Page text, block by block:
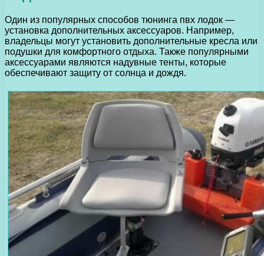
Один из популярных способов тюнинга пвх лодок —
установка дополнительных аксессуаров. Например,
владельцы могут установить дополнительные кресла или
подушки для комфортного отдыха. Также популярными
аксессуарами являются надувные тенты, которые
обеспечивают защиту от солнца и дождя.